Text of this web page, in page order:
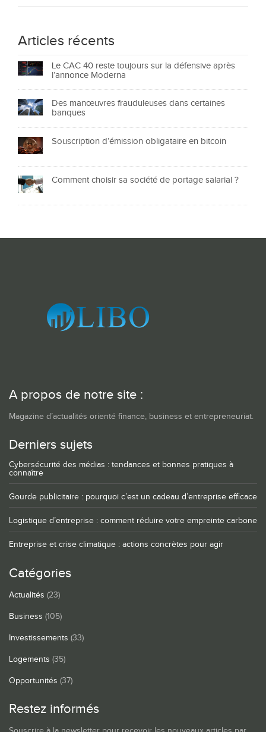
Articles récents
Le CAC 40 reste toujours sur la défensive après
l’annonce Moderna
Des manœuvres frauduleuses dans certaines
banques
Souscription d’émission obligataire en bitcoin
Comment choisir sa société de portage salarial ?
A propos de notre site :
Magazine d’actualités orienté finance, business et entrepreneuriat.
Derniers sujets
Cybersécurité des médias : tendances et bonnes pratiques à
connaître
Gourde publicitaire : pourquoi c’est un cadeau d’entreprise efficace
Logistique d’entreprise : comment réduire votre empreinte carbone
Entreprise et crise climatique : actions concrètes pour agir
Catégories
Actualités (23)
Business (105)
Investissements (33)
Logements (35)
Opportunités (37)
Restez informés